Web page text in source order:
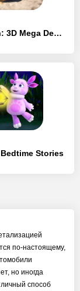
Car Crash: 3D Mega Demolition - [MOD Много монет]
Stories
по-настоящему,
но иногда
способ